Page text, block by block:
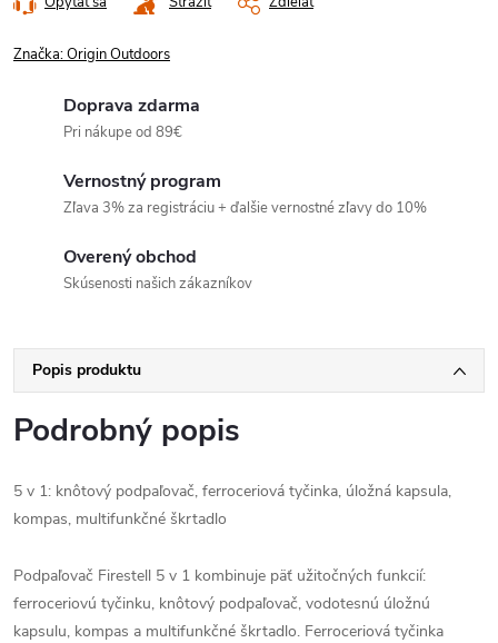
Značka:Origin Outdoors
Doprava zdarma
Pri nákupe od 89€
Vernostný program
Zľava 3% za registráciu + ďalšie vernostné zľavy do 10%
Overený obchod
Skúsenosti našich zákazníkov
Popis produktu
Podrobný popis
5 v 1: knôtový podpaľovač, ferroceriová tyčinka, úložná kapsula,
kompas, multifunkčné škrtadlo
Podpaľovač Firestell 5 v 1 kombinuje päť užitočných funkcií:
ferroceriovú tyčinku, knôtový podpaľovač, vodotesnú úložnú
kapsulu, kompas a multifunkčné škrtadlo. Ferroceriová tyčinka